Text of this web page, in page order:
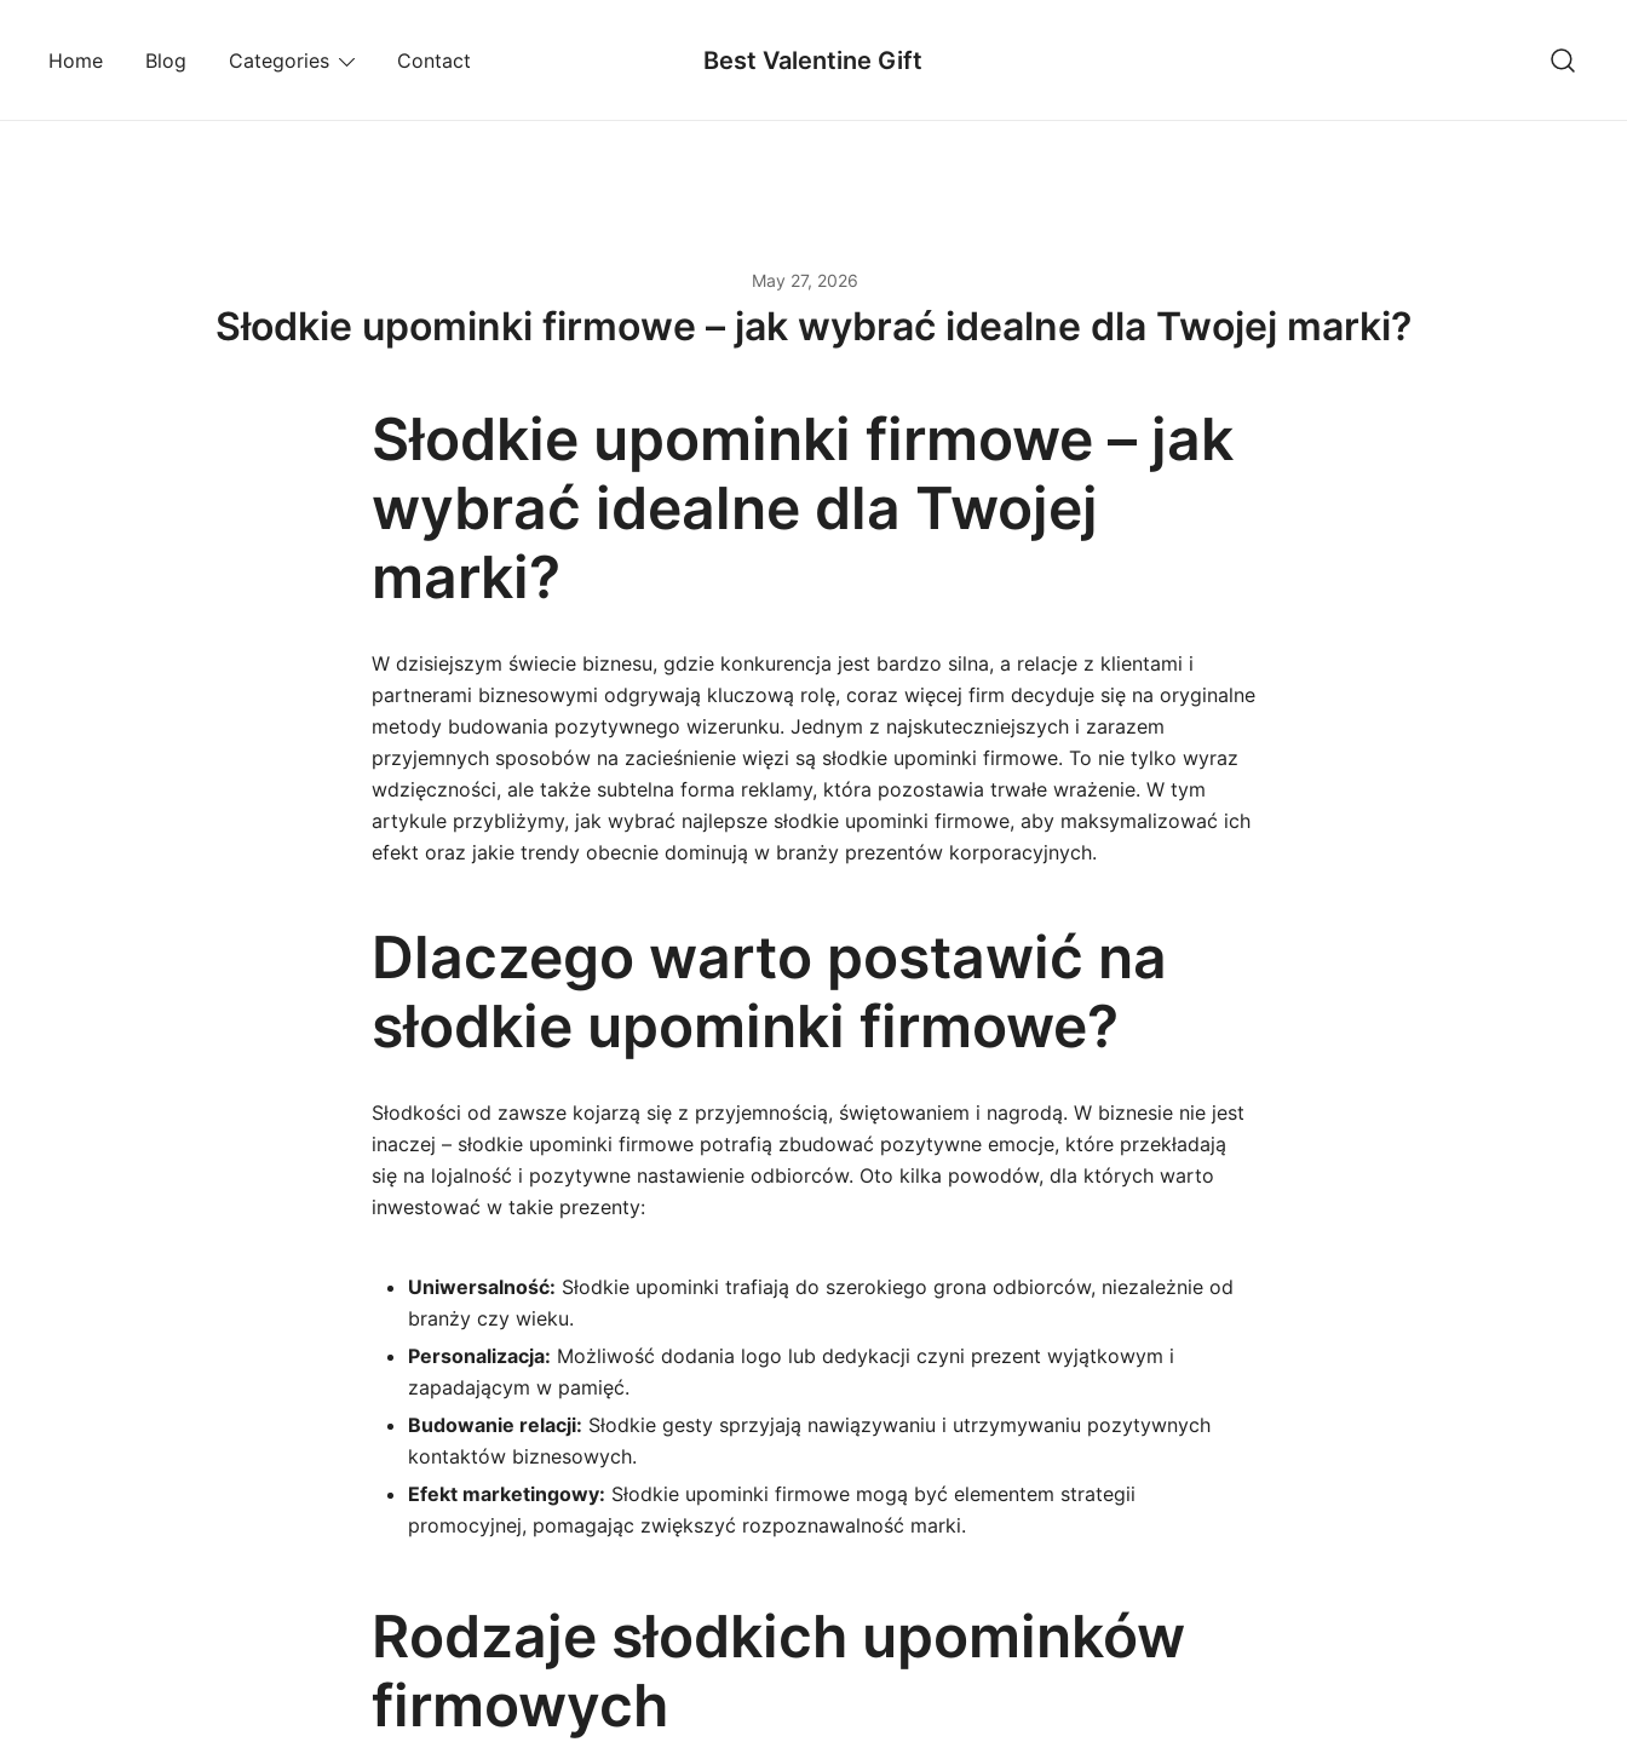
Home Blog Categories Contact Best Valentine Gift
May 27, 2026
Słodkie upominki firmowe – jak wybrać idealne dla Twojej marki?
Słodkie upominki firmowe – jak
wybrać idealne dla Twojej
marki?
W dzisiejszym świecie biznesu, gdzie konkurencja jest bardzo silna, a relacje z klientami i
partnerami biznesowymi odgrywają kluczową rolę, coraz więcej firm decyduje się na oryginalne
metody budowania pozytywnego wizerunku. Jednym z najskuteczniejszych i zarazem
przyjemnych sposobów na zacieśnienie więzi są słodkie upominki firmowe. To nie tylko wyraz
wdzięczności, ale także subtelna forma reklamy, która pozostawia trwałe wrażenie. W tym
artykule przybliżymy, jak wybrać najlepsze słodkie upominki firmowe, aby maksymalizować ich
efekt oraz jakie trendy obecnie dominują w branży prezentów korporacyjnych.
Dlaczego warto postawić na
słodkie upominki firmowe?
Słodkości od zawsze kojarzą się z przyjemnością, świętowaniem i nagrodą. W biznesie nie jest
inaczej – słodkie upominki firmowe potrafią zbudować pozytywne emocje, które przekładają
się na lojalność i pozytywne nastawienie odbiorców. Oto kilka powodów, dla których warto
inwestować w takie prezenty:
Uniwersalność: Słodkie upominki trafiają do szerokiego grona odbiorców, niezależnie od
branży czy wieku.
Personalizacja: Możliwość dodania logo lub dedykacji czyni prezent wyjątkowym i
zapadającym w pamięć.
Budowanie relacji: Słodkie gesty sprzyjają nawiązywaniu i utrzymywaniu pozytywnych
kontaktów biznesowych.
Efekt marketingowy: Słodkie upominki firmowe mogą być elementem strategii
promocyjnej, pomagając zwiększyć rozpoznawalność marki.
Rodzaje słodkich upominków
firmowych